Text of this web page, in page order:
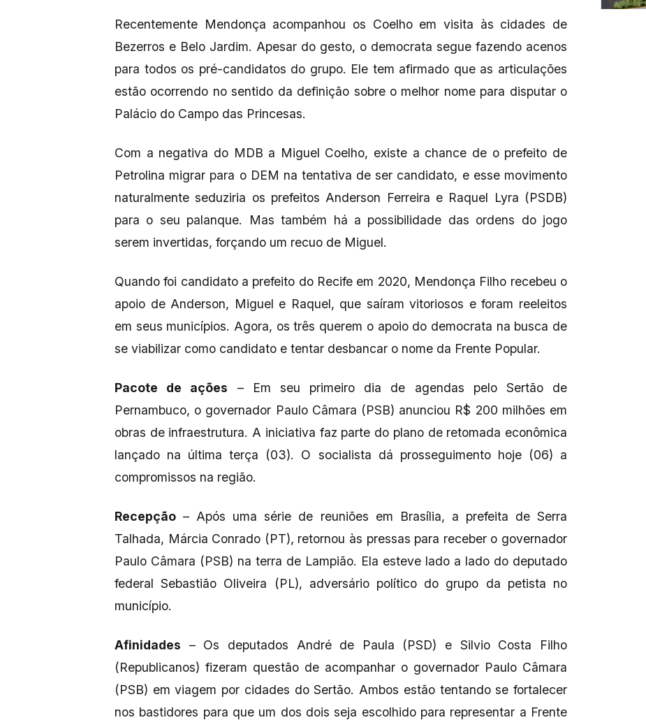
Recentemente Mendonça acompanhou os Coelho em visita às cidades de
Bezerros e Belo Jardim. Apesar do gesto, o democrata segue fazendo acenos
para todos os pré-candidatos do grupo. Ele tem afirmado que as articulações
estão ocorrendo no sentido da definição sobre o melhor nome para disputar o
Palácio do Campo das Princesas.
Com a negativa do MDB a Miguel Coelho, existe a chance de o prefeito de
Petrolina migrar para o DEM na tentativa de ser candidato, e esse movimento
naturalmente seduziria os prefeitos Anderson Ferreira e Raquel Lyra (PSDB)
para o seu palanque. Mas também há a possibilidade das ordens do jogo
serem invertidas, forçando um recuo de Miguel.
Quando foi candidato a prefeito do Recife em 2020, Mendonça Filho recebeu o
apoio de Anderson, Miguel e Raquel, que saíram vitoriosos e foram reeleitos
em seus municípios. Agora, os três querem o apoio do democrata na busca de
se viabilizar como candidato e tentar desbancar o nome da Frente Popular.
Pacote de ações – Em seu primeiro dia de agendas pelo Sertão de
Pernambuco, o governador Paulo Câmara (PSB) anunciou R$ 200 milhões em
obras de infraestrutura. A iniciativa faz parte do plano de retomada econômica
lançado na última terça (03). O socialista dá prosseguimento hoje (06) a
compromissos na região.
Recepção – Após uma série de reuniões em Brasília, a prefeita de Serra
Talhada, Márcia Conrado (PT), retornou às pressas para receber o governador
Paulo Câmara (PSB) na terra de Lampião. Ela esteve lado a lado do deputado
federal Sebastião Oliveira (PL), adversário político do grupo da petista no
município.
Afinidades – Os deputados André de Paula (PSD) e Silvio Costa Filho
(Republicanos) fizeram questão de acompanhar o governador Paulo Câmara
(PSB) em viagem por cidades do Sertão. Ambos estão tentando se fortalecer
nos bastidores para que um dos dois seja escolhido para representar a Frente